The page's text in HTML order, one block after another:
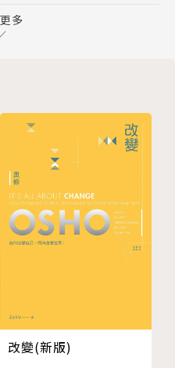
，自動流轉。當生活中遇
原來生活不是機械式的運
個是1328萬年曆（一年
，一共364天再加上1天
另一個則是取自馬雅曆法
諧矩陣（13調性X20圖
諧矩陣裡有三個基礎元
，以及紅白藍黃4種顏
和諧矩陣是讓架構鮮活起
爾金曆
龍波
坎KuKuulKaan）
宙──白巫師波
裡
多
改變(新版)